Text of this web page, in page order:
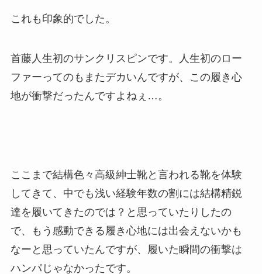
これも印象的でした。
首藤人生初のサンクリスピンです。人生初のロー
ファーってのもまたデカいんですが、この履き心
地が衝撃だったんですよねぇ…。
ここまで結構色々高級紳士靴と言われる靴を体験
してきて、中でも浅い経験年数の割には結構精鋭
達を履いてきたのでは？と思っていたりしたの
で、もう感動できる履き心地には出会えないかも
なーと思っていたんですが、履いた瞬間の衝撃は
ハンパじゃなかったです。